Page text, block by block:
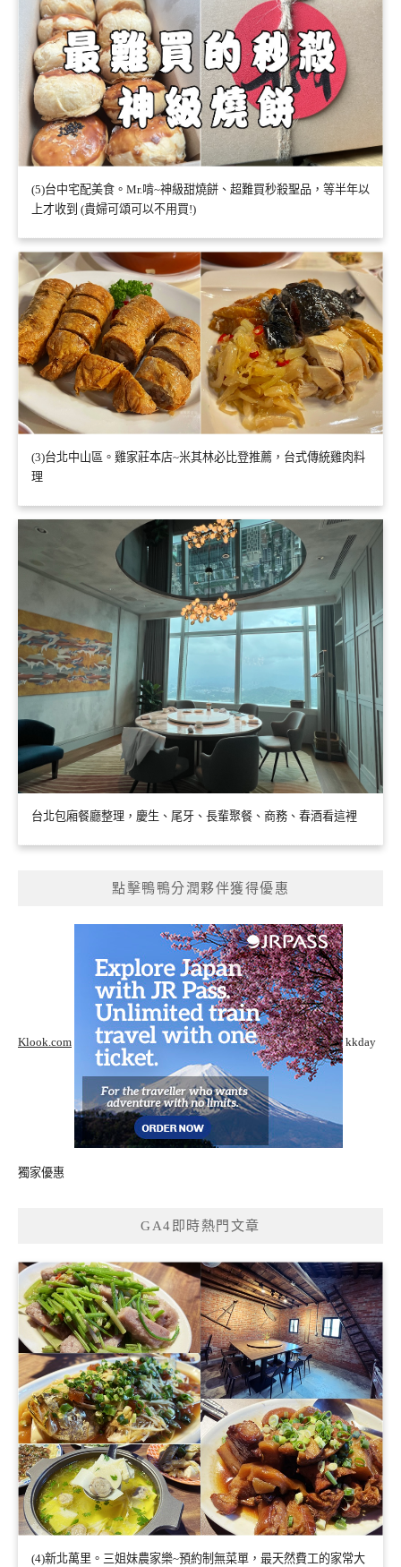
(5)台中宅配美食。Mr.啃~神級甜燒餅、超難買秒殺聖品，等半年以
上才收到 (貴婦可頌可以不用買!)
(3)台北中山區。雞家莊本店~米其林必比登推薦，台式傳統雞肉料
理
台北包廂餐廳整理，慶生、尾牙、長輩聚餐、商務、春酒看這裡
點擊鴨鴨分潤夥伴獲得優惠
Klook.com kkday
獨家優惠
GA4即時熱門文章
(4)新北萬里。三姐妹農家樂~預約制無菜單，最天然費工的家常大